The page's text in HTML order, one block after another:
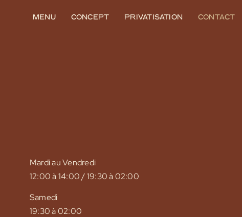
MENU CONCEPT PRIVATISATION CONTACT
Mardi au Vendredi
12:00 à 14:00 / 19:30 à 02:00
Samedi
19:30 à 02:00